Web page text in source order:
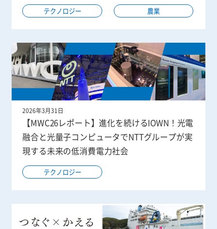
テクノロジー 農業
2026年3月31日
【MWC26レポート】進化を続けるIOWN！光電
融合と光量子コンピュータでNTTグループが実
現する未来の低消費電力社会
テクノロジー